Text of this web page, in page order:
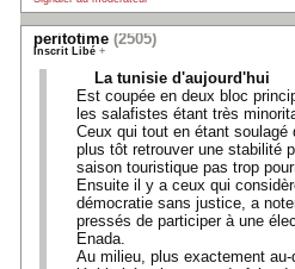
peritotime (2505)
Inscrit Libé +
La tunisie d'aujourd'hui
Est coupée en deux bloc
les salafistes étant très
Ceux qui tout en étant
plus tôt retrouver une stabilité
saison touristique pas trop
Ensuite il y a ceux qui
démocratie sans justice, a
pressés de participer à une
Enada.
Au milieu, plus exactement